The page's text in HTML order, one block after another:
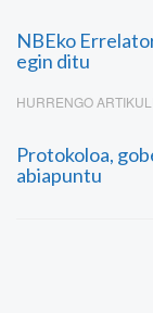
NBEko
egin ditu
HURRENGO
Protokoloa,
abiapuntu